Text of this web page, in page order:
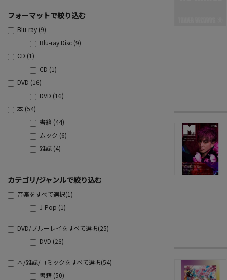
フォーマットで絞り込む
Blu-ray (9)
Blu-ray Disc (9)
CD (1)
CD (1)
DVD (16)
DVD (16)
本 (54)
書籍 (44)
ムック (6)
雑誌 (4)
カテゴリ/ジャンルで絞り込む
音楽をすべて選択(1)
J-Pop (1)
DVD/ブルーレイをすべて選択(25)
DVD (25)
本/雑誌/コミックをすべて選択(54)
書籍 (50)